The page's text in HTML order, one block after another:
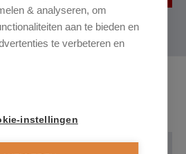
& analyseren, om
aan te bieden en
te verbeteren en
instellingen